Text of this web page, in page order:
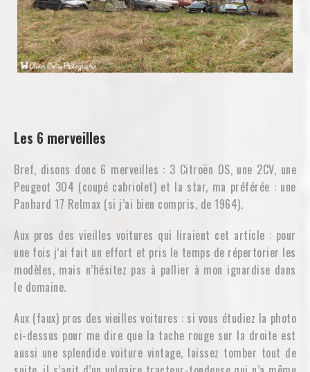
Les 6 merveilles
Bref, disons donc 6 merveilles : 3 Citroën DS, une 2CV, une
Peugeot 304 (coupé cabriolet) et la star, ma préférée : une
Panhard 17 Relmax (si j’ai bien compris, de 1964).
Aux pros des vieilles voitures qui liraient cet article : pour
une fois j’ai fait un effort et pris le temps de répertorier les
modèles, mais n’hésitez pas à pallier à mon ignardise dans
le domaine.
Aux (faux) pros des vieilles voitures : si vous étudiez la photo
ci-dessus pour me dire que la tache rouge sur la droite est
aussi une splendide voiture vintage, laissez tomber tout de